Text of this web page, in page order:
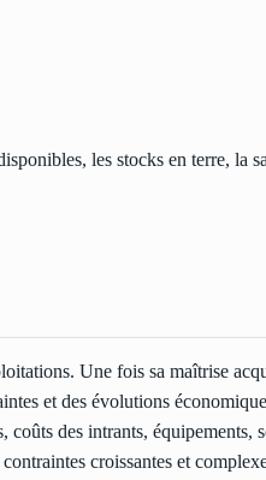
les stocks en terre, la
Une fois sa maîtrise
et des évolutions
coûts des intrants, équipements,
croissantes et